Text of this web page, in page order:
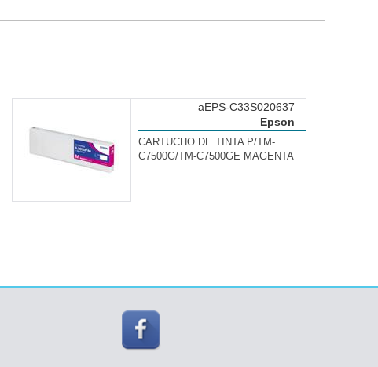
Epson
aEPS-C33S020637
CARTUCHO DE TINTA P/TM-
C7500G/TM-C7500GE MAGENTA